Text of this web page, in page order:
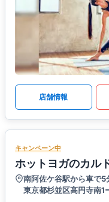
店舗情報
キャンペーン中
ホットヨガのカル
南阿佐ケ谷駅から車で5
東京都杉並区高円寺南